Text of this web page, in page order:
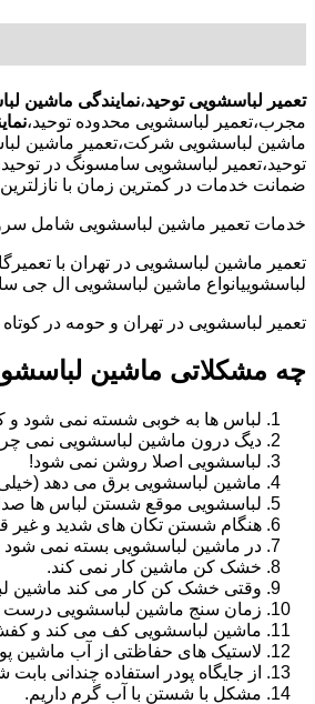
تعمیر لباسشویی توحید،نمایندگی ماشین
مجرب،تعمیر لباسشویی محدوده توحید،
ماشین لباسشویی شرکت،تعمیر ماشین
توحید،تعمیر لباسشویی سامسونگ در
ضمانت خدمات در کمترین زمان با
خدمات تعمیر ماشین لباسشویی شامل
تعمیر ماشین لباسشویی در تهران با
لباسشوییانواع ماشین لباسشویی ال جی
تعمیر لباسشویی در تهران و حومه در
چه مشکلاتی ماشین
لباس ها به خوبی شسته نمی شود و
دیگ درون ماشین لباسشویی نمی
لباسشویی اصلا روشن نمی شود!
ماشین لباسشویی برق می دهد
لباسشویی موقع شستن لباس ها
هنگام شستن تکان های شدید و غیر
در ماشین لباسشویی بسته نمی شود
خشک کن ماشین کار نمی کند.
وقتی خشک کن کار می کند ماشین
زمان سنج ماشین لباسشویی درست
ماشین لباسشویی کف می کند و
لاستیک های حفاظتی از آب ماشین
از جایگاه پودر استفاده چندانی
مشکل با شستن با آب گرم داریم.